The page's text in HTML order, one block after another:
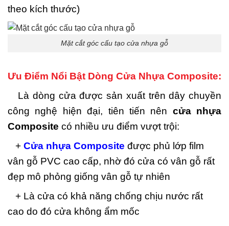
theo kích thước)
Mặt cắt góc cấu tạo cửa nhựa gỗ
Ưu Điểm Nổi Bật Dòng Cửa Nhựa Composite:
Là dòng cửa được sản xuất trên dây chuyền
công nghệ hiện đại, tiên tiến nên cửa nhựa
Composite có nhiều ưu điểm vượt trội:
+ Cửa nhựa Composite được phủ lớp film
vân gỗ PVC cao cấp, nhờ đó cửa có vân gỗ rất
đẹp mô phỏng giống vân gỗ tự nhiên
+ Là cửa có khả năng chống chịu nước rất
cao do đó cửa không ẩm mốc